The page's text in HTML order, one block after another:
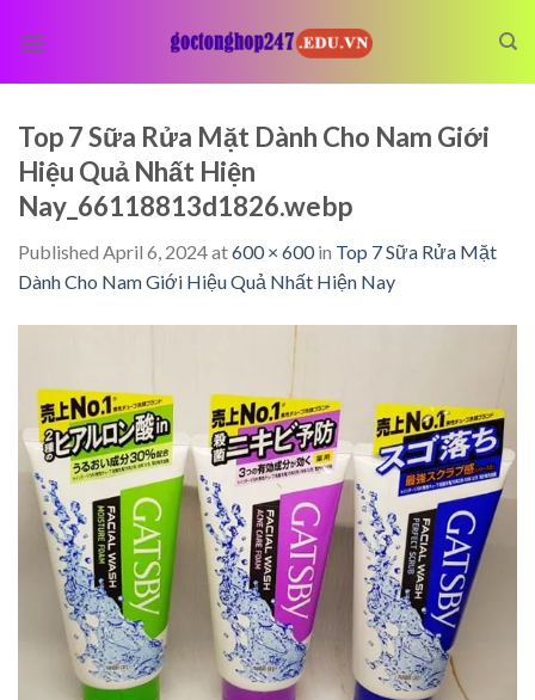
Top 7 Sữa Rửa Mặt Dành Cho Nam Giới
Hiệu Quả Nhất Hiện
Nay_66118813d1826.webp
Published April 6, 2024at600 × 600in Top 7 Sữa Rửa Mặt
Dành Cho Nam Giới Hiệu Quả Nhất Hiện Nay